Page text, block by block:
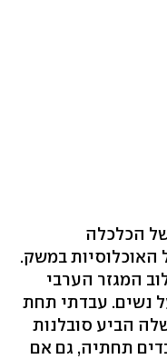
הכלכלה
האוכלוסיות במשק.
המגזר הערבי
נשים. עבדתי תחת
הביע סובלנות
תחתיה, גם אם